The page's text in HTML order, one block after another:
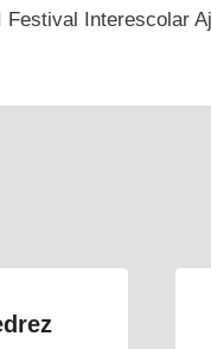
Festival Interescolar